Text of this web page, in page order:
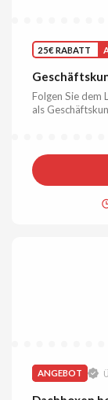
25€ RABATT
Folgen Sie dem
als
ANGEBOT